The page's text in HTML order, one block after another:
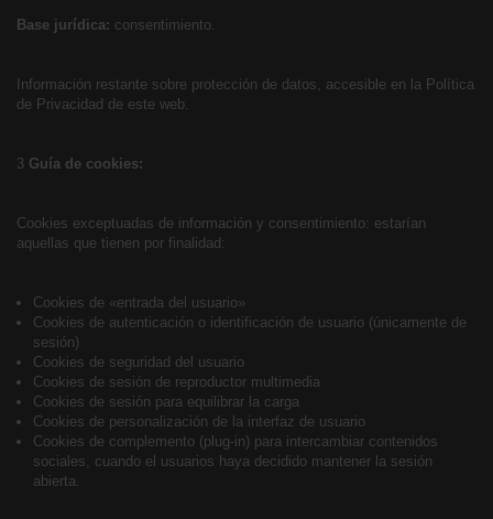
Base jurídica: consentimiento.
Información restante sobre protección de datos, accesible en la Política
de Privacidad de este web.
3 Guía de cookies:
Cookies exceptuadas de información y consentimiento: estarían
aquellas que tienen por finalidad:
Cookies de «entrada del usuario»
Cookies de autenticación o identificación de usuario (únicamente de
sesión)
Cookies de seguridad del usuario
Cookies de sesión de reproductor multimedia
Cookies de sesión para equilibrar la carga
Cookies de personalización de la interfaz de usuario
Cookies de complemento (plug-in) para intercambiar contenidos
sociales, cuando el usuarios haya decidido mantener la sesión
abierta.